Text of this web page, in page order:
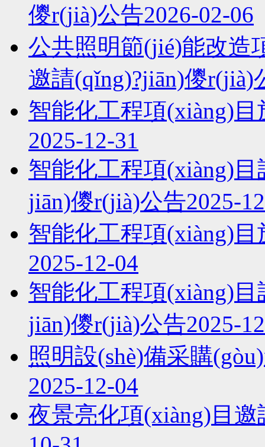
儍r(jià)公告2026-02-06
公共照明節(jié)能改造
邀請(qǐng)?jiān)儍r(jià)
智能化工程項(xiàng)
2025-12-31
智能化工程項(xiàng)目
jiān)儍r(jià)公告2025-
智能化工程項(xiàng)
2025-12-04
智能化工程項(xiàng)目
jiān)儍r(jià)公告2025-
照明設(shè)備采購
2025-12-04
夜景亮化項(xiàng)目